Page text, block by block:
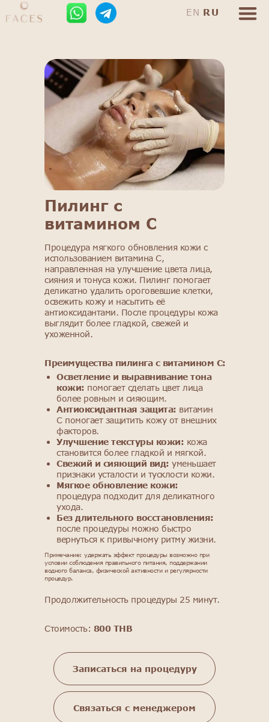
RU
EN
Пилинг с
витамином С
Записаться на процедуру
Связаться с менеджером
Продолжительность процедуры 25 минут.
Осветление и выравнивание тона
кожи: помогает сделать цвет лица
более ровным и сияющим.
Антиоксидантная защита: витамин
C помогает защитить кожу от внешних
факторов.
Улучшение текстуры кожи: кожа
становится более гладкой и мягкой.
Свежий и сияющий вид: уменьшает
признаки усталости и тусклости кожи.
Мягкое обновление кожи:
процедура подходит для деликатного
ухода.
Без длительного восстановления:
после процедуры можно быстро
вернуться к привычному ритму жизни.
Стоимость: 800 THB
Примечание: удержать эффект процедуры возможно при
условии соблюдения правильного питания, поддержании
водного баланса, физической активности и регулярности
процедур.
Процедура мягкого обновления кожи с
использованием витамина C,
направленная на улучшение цвета лица,
сияния и тонуса кожи. Пилинг помогает
деликатно удалить ороговевшие клетки,
освежить кожу и насытить её
антиоксидантами. После процедуры кожа
выглядит более гладкой, свежей и
ухоженной.
Преимущества пилинга с витамином С: